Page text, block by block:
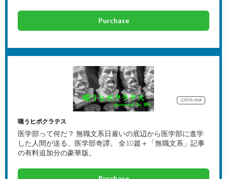
Purchase
2,000YenBulk
嗤うヒポクラテス
医学部って何だ？ 無職文系日雇いの底辺から医学部に進学
した人間が送る、医学部奇譚。 全10篇＋「無職文系」記事
の有料追加分の豪華版。